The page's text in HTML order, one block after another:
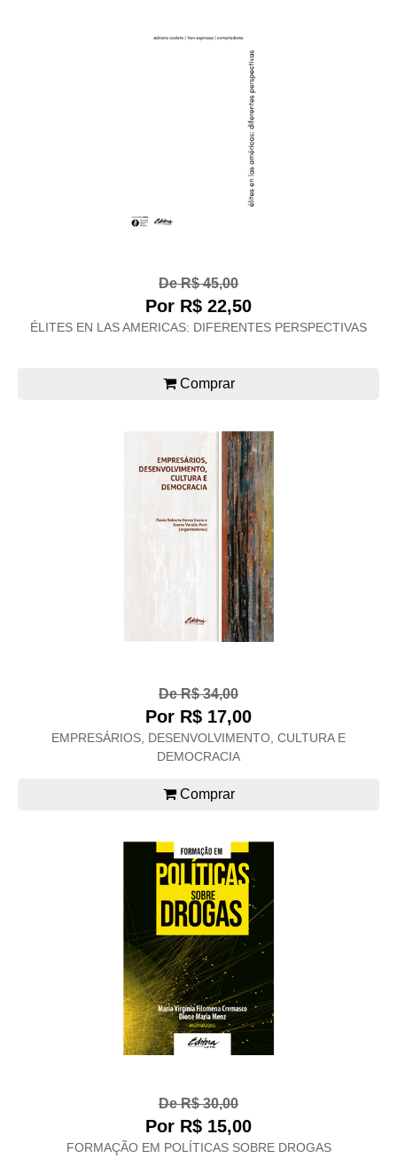
De R$ 45,00
Por R$ 22,50
ÉLITES EN LAS AMERICAS: DIFERENTES PERSPECTIVAS
Comprar
De R$ 34,00
Por R$ 17,00
EMPRESÁRIOS, DESENVOLVIMENTO, CULTURA E
DEMOCRACIA
Comprar
De R$ 30,00
Por R$ 15,00
FORMAÇÃO EM POLÍTICAS SOBRE DROGAS